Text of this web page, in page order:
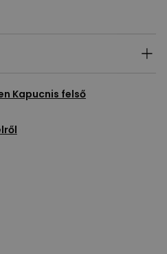
Kapucnis felső